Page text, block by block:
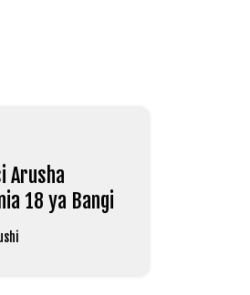
Arusha
18 ya Bangi